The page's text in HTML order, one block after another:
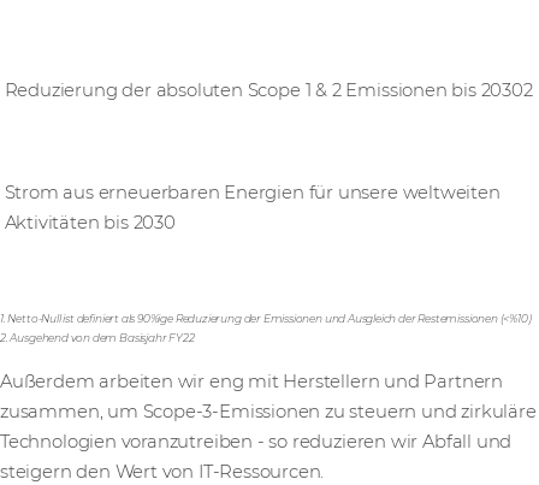
Reduzierung der absoluten Scope 1 & 2 Emissionen bis 20302
Strom aus erneuerbaren Energien für unsere weltweiten
Aktivitäten bis 2030
1. Netto-Null ist definiert als 90%ige Reduzierung der Emissionen und Ausgleich der Restemissionen (<%10)
2. Ausgehend von dem Basisjahr FY22
Außerdem arbeiten wir eng mit Herstellern und Partnern
zusammen, um Scope-3-Emissionen zu steuern und zirkuläre
Technologien voranzutreiben - so reduzieren wir Abfall und
steigern den Wert von IT-Ressourcen.